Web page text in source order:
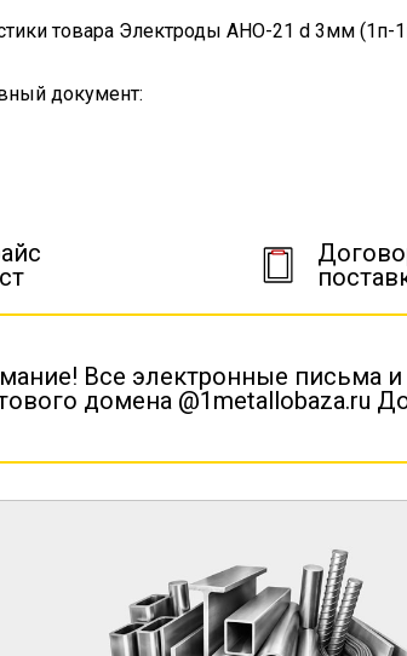
товара Электроды АНО-21 d 3мм (1п-
документ:
Все электронные письма
домена @1metallobaza.ru